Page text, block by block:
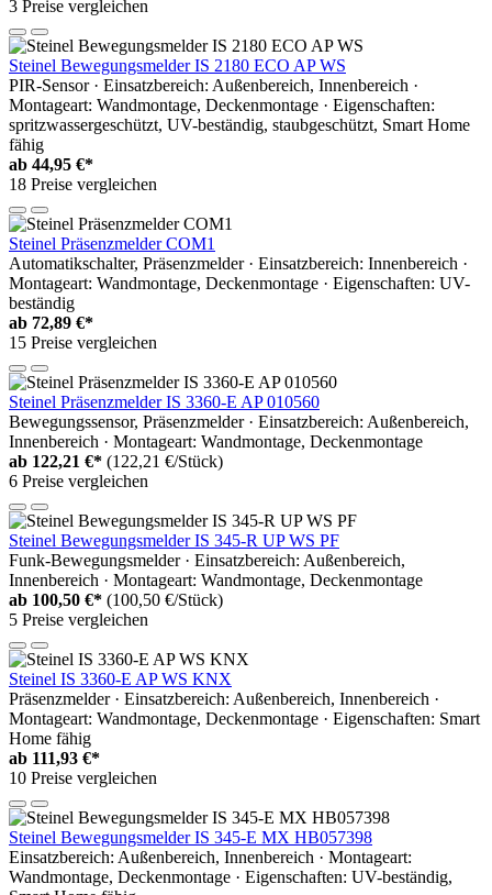
3 Preise vergleichen
Steinel Bewegungsmelder IS 2180 ECO AP WS
PIR-Sensor · Einsatzbereich: Außenbereich, Innenbereich ·
Montageart: Wandmontage, Deckenmontage · Eigenschaften:
spritzwassergeschützt, UV-beständig, staubgeschützt, Smart Home
fähig
ab 44,95 €*
18 Preise vergleichen
Steinel Präsenzmelder COM1
Automatikschalter, Präsenzmelder · Einsatzbereich: Innenbereich ·
Montageart: Wandmontage, Deckenmontage · Eigenschaften: UV-
beständig
ab 72,89 €*
15 Preise vergleichen
Steinel Präsenzmelder IS 3360-E AP 010560
Bewegungssensor, Präsenzmelder · Einsatzbereich: Außenbereich,
Innenbereich · Montageart: Wandmontage, Deckenmontage
ab 122,21 €* (122,21 €/Stück)
6 Preise vergleichen
Steinel Bewegungsmelder IS 345-R UP WS PF
Funk-Bewegungsmelder · Einsatzbereich: Außenbereich,
Innenbereich · Montageart: Wandmontage, Deckenmontage
ab 100,50 €* (100,50 €/Stück)
5 Preise vergleichen
Steinel IS 3360-E AP WS KNX
Präsenzmelder · Einsatzbereich: Außenbereich, Innenbereich ·
Montageart: Wandmontage, Deckenmontage · Eigenschaften: Smart
Home fähig
ab 111,93 €*
10 Preise vergleichen
Steinel Bewegungsmelder IS 345-E MX HB057398
Einsatzbereich: Außenbereich, Innenbereich · Montageart:
Wandmontage, Deckenmontage · Eigenschaften: UV-beständig,